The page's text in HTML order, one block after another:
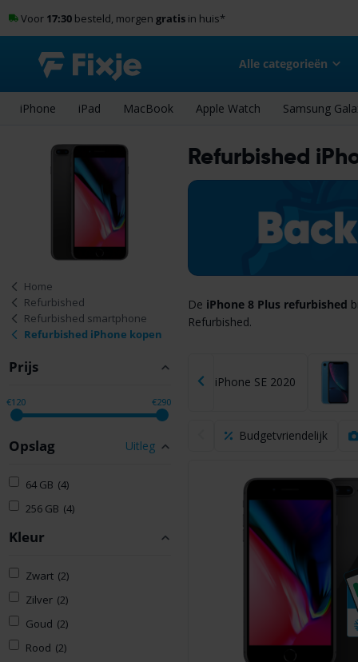
Voor 17:30besteld, morgen gratisin huis*
Alle categorieën
iPhone iPad MacBook Apple Watch Samsung
Refurbished
De iPhone 8 Plus refurbished
Refurbished.
iPhone SE 2020
Budgetvriendelijk
Home
Refurbished
Refurbished smartphone
Refurbished iPhone kopen
Prijs
€120 €290
Opslag Uitleg
64 GB (4)
256 GB (4)
Kleur
Zwart (2)
Zilver (2)
Goud (2)
Rood (2)